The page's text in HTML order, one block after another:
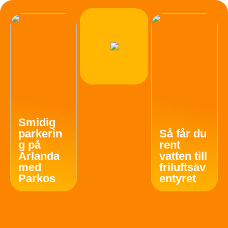
Smidig
parkerin
g på
Arlanda
med
Parkos
Så får du
rent
vatten till
friluftsäv
entyret